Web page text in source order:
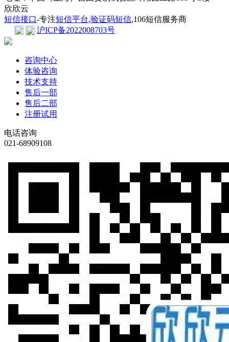
欣欣云
短信接口-专注短信平台,验证码短信,106短信服务商
沪ICP备2022008703号
咨询中心
体验咨询
技术支持
售后一部
售后二部
注册试用
电话咨询
021-68909108